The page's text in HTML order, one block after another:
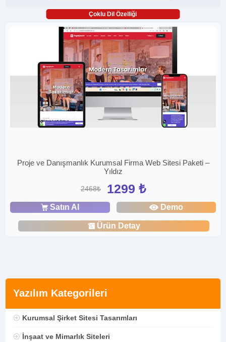
Yazılım Kategorileri
Kurumsal Şirket Sitesi Tasarımları
İnşaat ve Mimarlık Siteleri
Çoklu Dil Özelliği
Proje ve Danışmanlık Kurumsal Firma Web Sitesi Paketi –
Yıldız
2468₺ 1299 ₺
Satın Al Demo
Ürün Detay